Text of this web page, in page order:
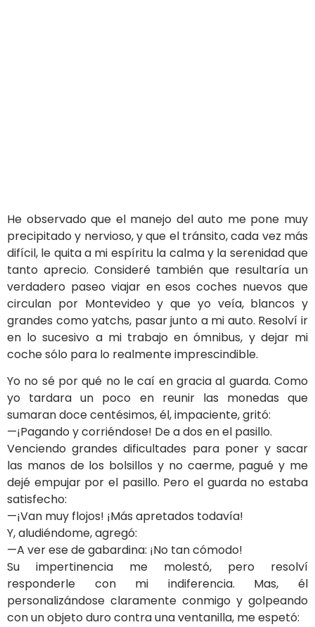
He observado que el manejo del auto me pone muy
precipitado y nervioso, y que el tránsito, cada vez más
difícil, le quita a mi espíritu la calma y la serenidad que
tanto aprecio. Consideré también que resultaría un
verdadero paseo viajar en esos coches nuevos que
circulan por Montevideo y que yo veía, blancos y
grandes como yatchs, pasar junto a mi auto. Resolví ir
en lo sucesivo a mi trabajo en ómnibus, y dejar mi
coche sólo para lo realmente imprescindible.
Yo no sé por qué no le caí en gracia al guarda. Como
yo tardara un poco en reunir las monedas que
sumaran doce centésimos, él, impaciente, gritó:
—¡Pagando y corriéndose! De a dos en el pasillo.
Venciendo grandes dificultades para poner y sacar
las manos de los bolsillos y no caerme, pagué y me
dejé empujar por el pasillo. Pero el guarda no estaba
satisfecho:
—¡Van muy flojos! ¡Más apretados todavía!
Y, aludiéndome, agregó:
—A ver ese de gabardina: ¡No tan cómodo!
Su impertinencia me molestó, pero resolví
responderle con mi indiferencia. Mas, él
personalizándose claramente conmigo y golpeando
con un objeto duro contra una ventanilla, me espetó: